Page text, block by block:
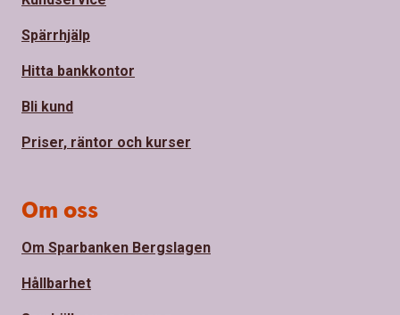
Spärrhjälp
Hitta bankkontor
Bli kund
Priser, räntor och kurser
Om oss
Om Sparbanken Bergslagen
Hållbarhet